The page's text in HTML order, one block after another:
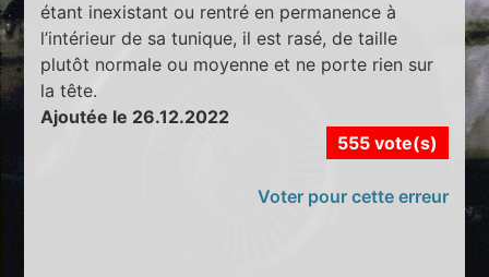
étant inexistant ou rentré en permanence à
l’intérieur de sa tunique, il est rasé, de taille
plutôt normale ou moyenne et ne porte rien sur
la tête.
Ajoutée le 26.12.2022
555 vote(s)
Voter pour cette erreur